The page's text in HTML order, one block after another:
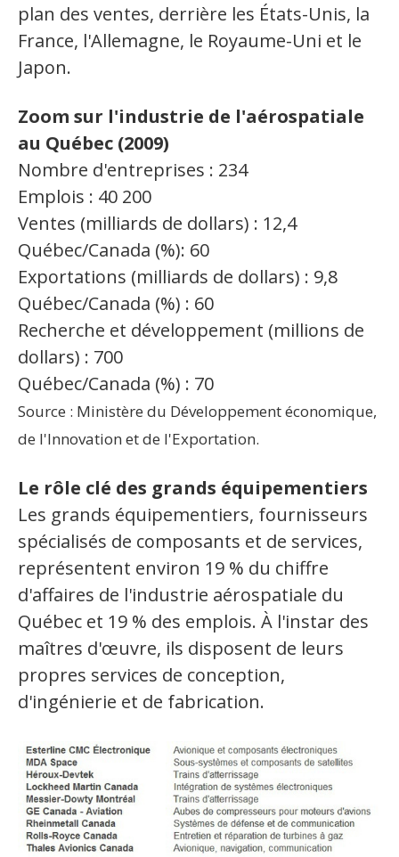
plan des ventes, derrière les États-Unis, la
France, l'Allemagne, le Royaume-Uni et le
Japon.
Zoom sur l'industrie de l'aérospatiale
au Québec (2009)
Nombre d'entreprises : 234
Emplois : 40 200
Ventes (milliards de dollars) : 12,4
Québec/Canada (%): 60
Exportations (milliards de dollars) : 9,8
Québec/Canada (%) : 60
Recherche et développement (millions de
dollars) : 700
Québec/Canada (%) : 70
Source : Ministère du Développement économique,
de l'Innovation et de l'Exportation.
Le rôle clé des grands équipementiers
Les grands équipementiers, fournisseurs
spécialisés de composants et de services,
représentent environ 19 % du chiffre
d'affaires de l'industrie aérospatiale du
Québec et 19 % des emplois. À l'instar des
maîtres d'œuvre, ils disposent de leurs
propres services de conception,
d'ingénierie et de fabrication.